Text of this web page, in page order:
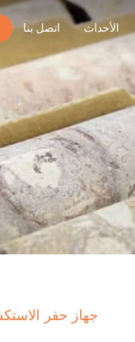
الأحداث اتصل بنا